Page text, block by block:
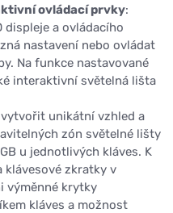
ovládací prvky:
displeje a ovládacího
nastavení nebo ovládat
Na funkce nastavované
interaktivní světelná lišta
unikátní vzhled a
zón světelné lišty
u jednotlivých kláves. K
klávesové zkratky v
výměnné krytky
kláves a možnost